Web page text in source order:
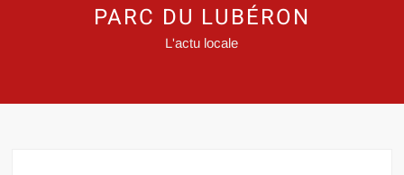
PARC DU LUBÉRON
L'actu locale